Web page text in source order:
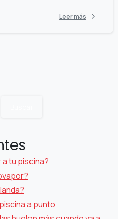
Leer más
tu piscina?
a punto